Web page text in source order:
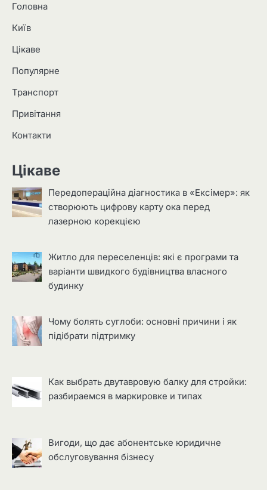
Головна
Київ
Цікаве
Популярне
Транспорт
Привітання
Контакти
Цікаве
Передопераційна діагностика в «Ексімер»: як
створюють цифрову карту ока перед
лазерною корекцією
Житло для переселенців: які є програми та
варіанти швидкого будівництва власного
будинку
Чому болять суглоби: основні причини і як
підібрати підтримку
Как выбрать двутавровую балку для стройки:
разбираемся в маркировке и типах
Вигоди, що дає абонентське юридичне
обслуговування бізнесу